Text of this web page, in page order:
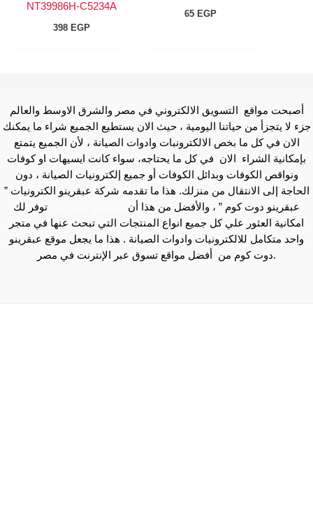
65 EGP
NT39986H-C5234A
398 EGP
أصبحت مواقع التسويق الالكتروني في مصر والشرق الاوسط والعالم
جزء لا يتجزأ من حياتنا اليومية ، حيث الان يستطيع الجميع شراء ما يمكنك
الان في كل ما بخص الالكترونبات وادوات الصيانة ، لأن الجميع يتمتع
بإمكانية الشراء الان في كل ما يحتاجه، سواء كانت ايسيهات او كوفات
ونواقص الكوفات وبدائل الكوفات أو جميع إلكترونيات الصيانة ، دون
الحاجة إلى الانتقال من منزلك. هذا ما تقدمه شركة عبقرينو الكترونيات ”
عبقرينو دوت كوم ” ، والأفضل من هذا أن
توفر لك
امكانية العثور علي كل جميع انواع المنتجات التي تبحث عنها في متجر
واحد متكامل للالكترونيات وادوات الصيانة . هذا ما يجعل موقع عبقرينو
دوت كوم من أفضل مواقع تسوق عبر الإنترنت في مصر.